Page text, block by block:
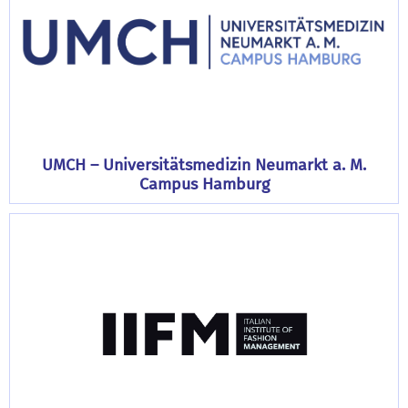
UMCH – Universitätsmedizin Neumarkt a. M.
Campus Hamburg